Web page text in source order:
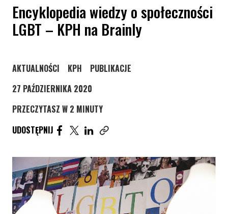
Encyklopedia wiedzy o społeczności
LGBT – KPH na Brainly
STRONA KATEGORII WPISÓW
AKTUALNOŚCI STRONA KATEGORII WPISÓW
KPH STRONA KATEGORII WPISÓW
PUBLIKACJE
27 PAŹDZIERNIKA 2020
PRZECZYTASZ W 2 MINUTY
UDOSTĘPNIJ
UDOSTĘPNIJ ARTYKUŁ NA FACEBOOK. STRONA
UDOSTĘPNIJ ARTYKUŁ NA TWITTER.
UDOSTĘPNIJ ARTYKUŁ NA LINKEDIN.